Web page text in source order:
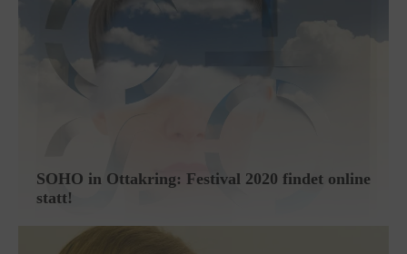
SOHO in Ottakring: Festival 2020 findet online
statt!